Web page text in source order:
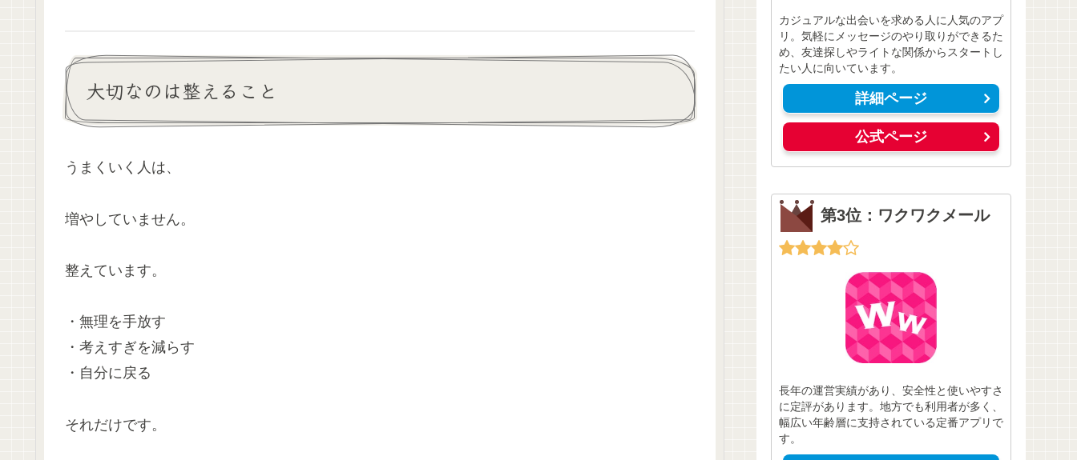
大切なのは整えること
うまくいく人は、
増やしていません。
整えています。
・無理を手放す
・考えすぎを減らす
・自分に戻る
それだけです。
カジュアルな出会いを求める人に人気のアプ
リ。気軽にメッセージのやり取りができるた
め、友達探しやライトな関係からスタートし
たい人に向いています。
詳細ページ
公式ページ
第3位：ワクワクメール
長年の運営実績があり、安全性と使いやすさ
に定評があります。地方でも利用者が多く、
幅広い年齢層に支持されている定番アプリで
す。